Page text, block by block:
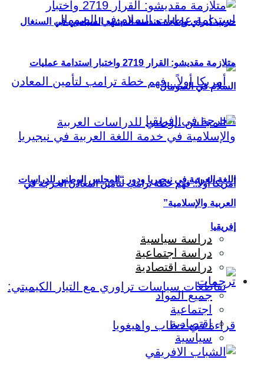
حزب كيراي وإعادة هندسة المشهد السياسي في السنغال
أمريكا أولاً.. فهم خطة ترامب لتأمين المعادن الحرجة في
إفريقيا
متلازمة مقديشو: القرار 2719 واختبار استدامة عمليات
السلام في الصومال
اللغة العربية في نيجيريا ودور “المجلس الوطني للدراسات
العربية والإسلامية”
دراسة سياسية
دراسة اجتماعية
دراسة اقتصادية
ترجمات
جميع المواد
اجتماعية
اقتصادية
سياسية